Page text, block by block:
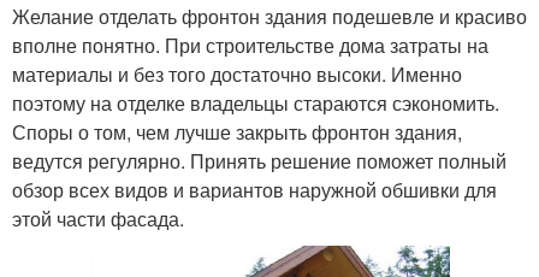
Желание отделать фронтон здания подешевле и красиво
вполне понятно. При строительстве дома затраты на
материалы и без того достаточно высоки. Именно
поэтому на отделке владельцы стараются сэкономить.
Споры о том, чем лучше закрыть фронтон здания,
ведутся регулярно. Принять решение поможет полный
обзор всех видов и вариантов наружной обшивки для
этой части фасада.